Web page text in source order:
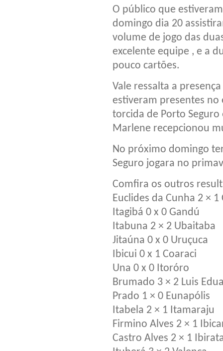
O público que
domingo dia 20
volume de jogo das
excelente equipe , e a
pouco cartões.
Vale ressalta a
estiveram presentes
torcida de Porto
Marlene recepcionou
No próximo domingo
Seguro jogara no
Comfira os outros
Euclides da Cunha 2 × 1
Itagibá 0 x 0 Gandú
Itabuna 2 × 2 Ubaitaba
Jitaúna 0 x 0 Uruçuca
Ibicui 0 x 1 Coaraci
Una 0 x 0 Itoróro
Brumado 3 × 2 Luis
Prado 1 × 0 Eunapólis
Itabela 2 × 1 Itamaraju
Firmino Alves 2 × 1
Castro Alves 2 × 1